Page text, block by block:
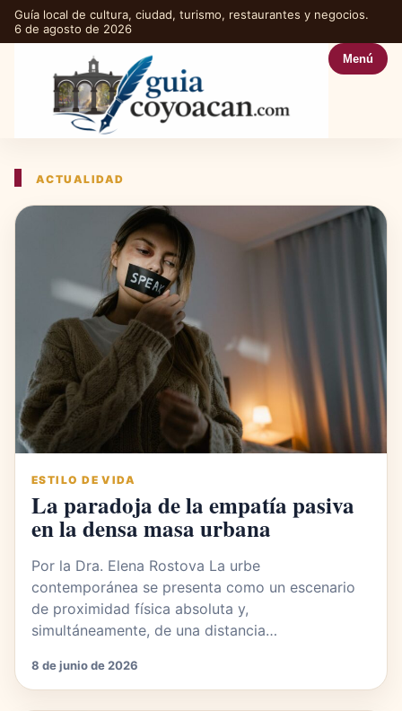
Guía local de cultura, ciudad, turismo, restaurantes y negocios.
6 de agosto de 2026
Menú
ACTUALIDAD
ESTILO DE VIDA
La paradoja de la empatía pasiva
en la densa masa urbana
Por la Dra. Elena Rostova La urbe
contemporánea se presenta como un escenario
de proximidad física absoluta y,
simultáneamente, de una distancia…
8 de junio de 2026